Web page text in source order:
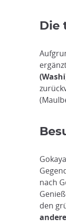
Die
nach
den